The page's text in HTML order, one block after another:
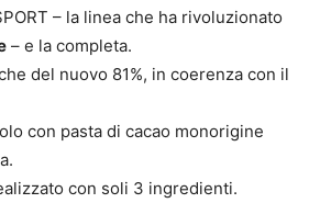
– la linea che ha rivoluzionato
– e la completa.
del nuovo 81%, in coerenza con il
con pasta di cacao monorigine
con soli 3 ingredienti.